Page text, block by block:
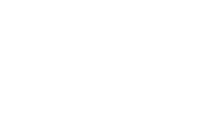
devoluções.